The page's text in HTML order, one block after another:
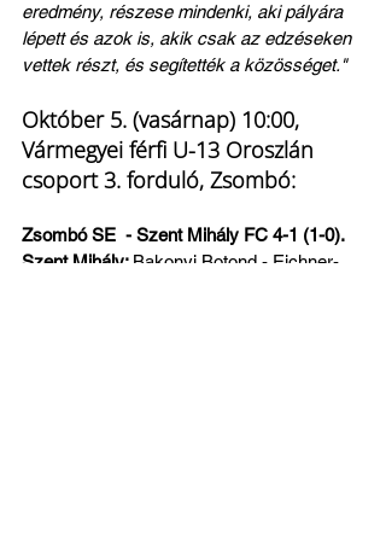
eredmény, részese mindenki, aki pályára
lépett és azok is, akik csak az edzéseken
vettek részt, és segítették a közösséget."
Október 5. (vasárnap) 10:00,
Vármegyei férfi U-13 Oroszlán
csoport 3. forduló, Zsombó:
Zsombó SE  - Szent Mihály FC 4-1 (1-0).
Szent Mihály: Bakonyi Botond - Eichner-